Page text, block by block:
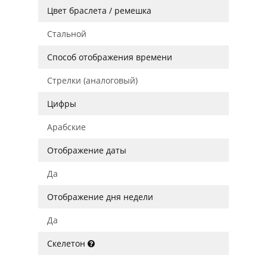
Цвет браслета / ремешка
Стальной
Способ отображения времени
Стрелки (аналоговый)
Цифры
Арабские
Отображение даты
Да
Отображение дня недели
Да
Скелетон